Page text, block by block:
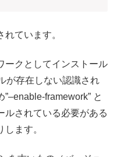
ています。
ークとしてインストール
が存在しない認識され
framework” と
ルされている必要がある
ます。